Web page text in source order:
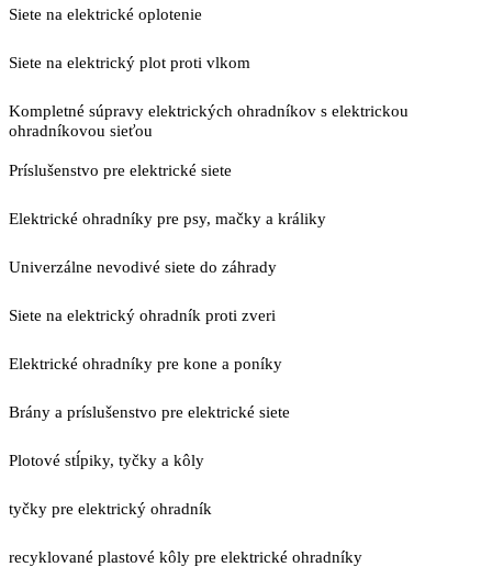
Siete na elektrické oplotenie
Siete na elektrický plot proti vlkom
Kompletné súpravy elektrických ohradníkov s elektrickou
ohradníkovou sieťou
Príslušenstvo pre elektrické siete
Elektrické ohradníky pre psy, mačky a králiky
Univerzálne nevodivé siete do záhrady
Siete na elektrický ohradník proti zveri
Elektrické ohradníky pre kone a poníky
Brány a príslušenstvo pre elektrické siete
Plotové stĺpiky, tyčky a kôly
tyčky pre elektrický ohradník
recyklované plastové kôly pre elektrické ohradníky